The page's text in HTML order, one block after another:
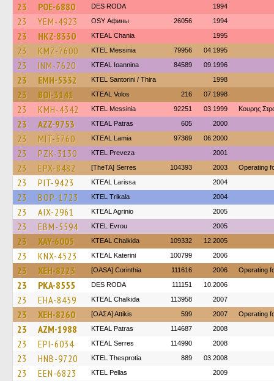
23 POE-6880 DES RODA 1994
23 YEM-4923 OSY Афины 26056 1994
23 HKZ-8330 KTEAL Chania 1995
23 KMZ-7600 KTEL Messinia 79956 04.1995
23 INM-7620 KTEAL Ioannina 84589 09.1996
23 EMH-5332 KTEL Santorini / Thira 1998
23 BOI-3141 KTEAL Volos 216 07.1998
23 KMH-4342 KTEL Messinia 92251 03.1999 Κουρης
23 AZZ-9753 KTEAL Patras 605 2000
23 MIT-5760 KTEAL Lamia 97369 06.2000
23 PZK-3130 KTEL Preveza 2001
23 EPX-8482 [TheTA] Serres 104393 2003 Operating
23 PIT-9423 KTEAL Larissa 2004
23 BOP-1723 ΚΤΕL Τrikala 2004
23 AIX-2961 KTEAL Agrinio 2005
23 EBM-5594 KTEL Evrou 2005
23 XAY-6005 KTEAL Chalkida 109332 12.2005
23 KNX-4523 KTEAL Katerini 100799 2006
23 XEH-8223 [OASA] Corinthia 111616 2006 Operating
23 PKA-8555 DES RODA 111151 10.2006
23 EHA-8459 KTEAL Chalkida 113958 2007
23 XEH-8260 [ΟΑΣΑ] Αttikis 599 2007 Operating
23 AZM-1988 KTEAL Patras 114687 2008
23 EPI-6034 KTEAL Serres 114990 2008
23 HNB-9720 KTEL Thesprotia 889 03.2008
23 EEN-6823 KTEL Pellas 2009